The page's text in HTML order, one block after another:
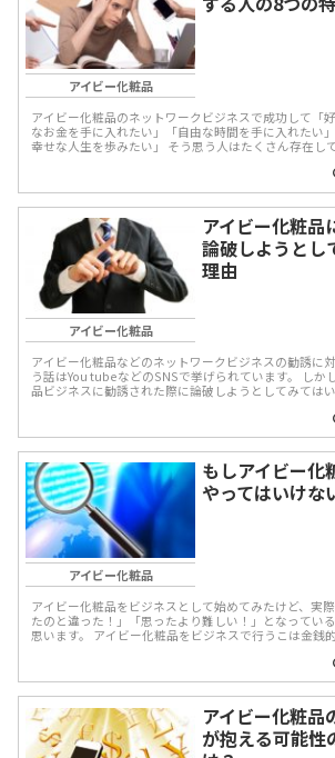
アイビー化粧品
アイビー化粧品のネットワークビジネスで成功して「
なお金を手に入れたい」「自由な時間を手に入れたい
幸せな人生を歩みたい」 そう思う人はたくさん存在し
アイビー化粧品
アイビー化粧品
論破しようとし
理由
アイビー化粧品などのネットワークビジネスの勧誘に
う話はYou tubeなどのSNSで挙げられています。 しか
品ビジネスに勧誘された際に論破しようとしてみては
アイビー化粧品
もしアイビー化
やってはいけな
アイビー化粧品をビジネスとして始めてみたけど、実
たのと違った！」「思ったより難しい！」となってい
思います。 アイビー化粧品をビジネスで行うこは金銭
アイビー化粧品
が抱える可能性